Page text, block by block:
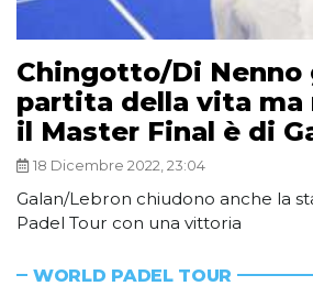
Chingotto/Di Nenno
partita della vita ma
il Master Final è di
18 Dicembre 2022, 23:04
Galan/Lebron chiudono anche la
Padel Tour con una vittoria
WORLD PADEL TOUR